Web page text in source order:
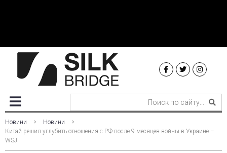
Новини
Новини
Китай решил углубить отношения с РФ после 9 месяцев войны в Украине –
WSJ